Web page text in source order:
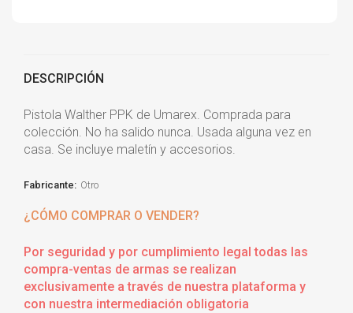
DESCRIPCIÓN
Pistola Walther PPK de Umarex. Comprada para
colección. No ha salido nunca. Usada alguna vez en
casa. Se incluye maletín y accesorios.
Fabricante: Otro
¿CÓMO COMPRAR O VENDER?
Por seguridad y por cumplimiento legal todas las
compra-ventas de armas se realizan
exclusivamente a través de nuestra plataforma y
con nuestra intermediación obligatoria